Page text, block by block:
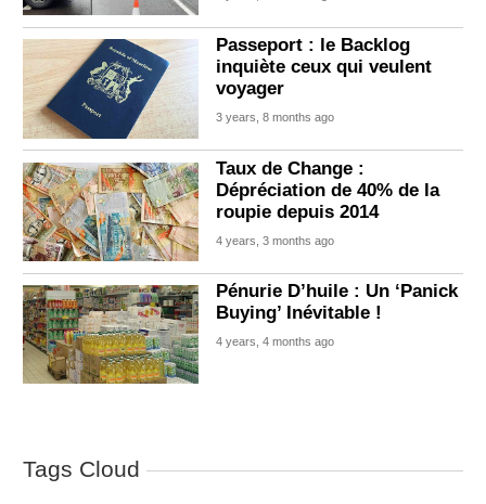
Passeport : le Backlog
inquiète ceux qui veulent
voyager
3 years, 8 months ago
Taux de Change :
Dépréciation de 40% de la
roupie depuis 2014
4 years, 3 months ago
Pénurie D’huile : Un ‘Panick
Buying’ Inévitable !
4 years, 4 months ago
Tags Cloud